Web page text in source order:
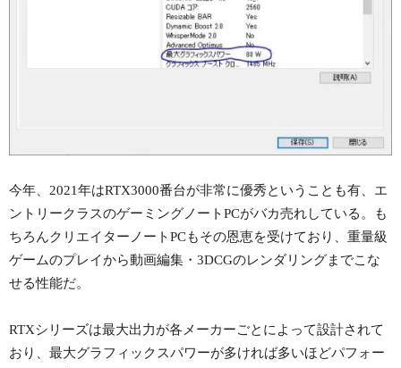
今年、2021年はRTX3000番台が非常に優秀ということも有、エ
ントリークラスのゲーミングノートPCがバカ売れしている。も
ちろんクリエイターノートPCもその恩恵を受けており、重量級
ゲームのプレイから動画編集・3DCGのレンダリングまでこな
せる性能だ。
RTXシリーズは最大出力が各メーカーごとによって設計されて
おり、最大グラフィックスパワーが多ければ多いほどパフォー